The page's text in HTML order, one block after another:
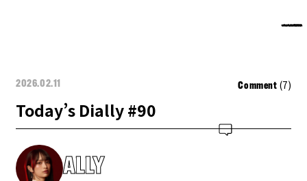
2026.02.11 Comment (7)
Today’s Dially #90
ALLY